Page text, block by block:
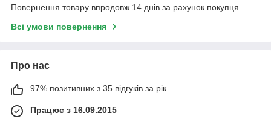
Повернення товару впродовж 14 днів за рахунок покупця
Всі умови повернення
Про нас
97% позитивних з 35 відгуків за рік
Працює з 16.09.2015